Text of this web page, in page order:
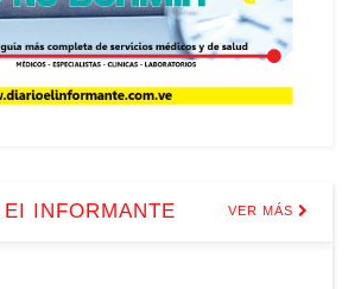
INFORMANTE VER MÁS